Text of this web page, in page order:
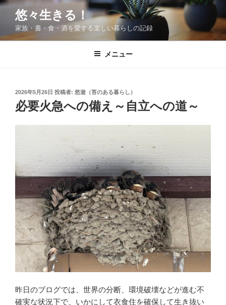
コ
ン
悠々生きる！
家族・書・食・酒を愛する楽しい暮らしの記録
メニュー
投
稿
日:
2026年5月26日 投稿者: 悠遊（苔のある暮らし）
必要火急への備え～自立への道～
昨日のブログでは、世界の分断、環境破壊などが進む不
確実な状況下で、いかにして衣食住を確保して生き抜い